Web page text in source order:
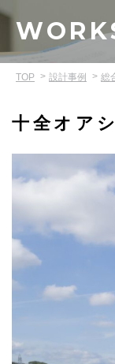
TOP 設計事例 総
十全オア